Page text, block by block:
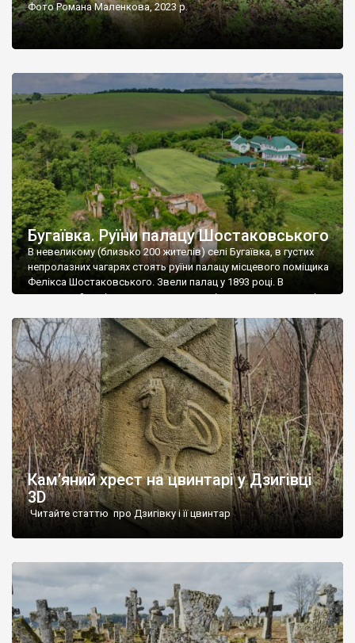
Фото Романа Маленкова, 2023 р.
Бугаївка. Руїни палацу Шостаковського
В невеликому (близько 200 жителів) селі Бугаївка, в густих
непролазних чагарях стоять руїни палацу місцевого поміщика
Фелікса Шостаковського. Звели палац у 1893 році. В
радянський період у ньому спочатку містилася школа, потім
століття тут розмістили туберкульозну лікарню. Коли із
палацу виїхала лікарня – ми точно не […]
Кам’яний хрест на цвинтарі у Дзигівці
3D
Читайте статтю про Дзигівку і її цвинтар